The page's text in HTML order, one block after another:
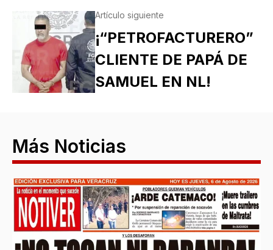
Artículo siguiente
¡“PETROFACTURERO”
CLIENTE DE PAPÁ DE
SAMUEL EN NL!
Más Noticias